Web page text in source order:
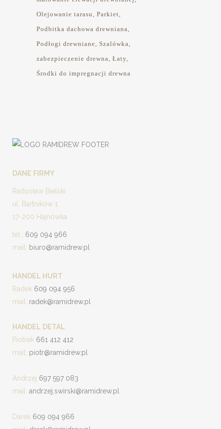
Olejowanie tarasu
Parkiet
Podbitka dachowa drewniana
Podłogi drewniane
Szalówka
zabezpieczenie drewna Łaty
Środki do impregnacji drewna
DANE FIRMY
Radosław Bielski
ul. Bartników 1
17-200 Hajnówka
tel.: 609 094 966
mail: biuro@ramidrew.pl
HANDEL HURT
Radek 609 094 956
mail: radek@ramidrew.pl
HANDEL DETAL
Piotrek 661 412 412
mail: piotr@ramidrew.pl
Andrzej 697 597 083
mail: andrzej.swirski@ramidrew.pl
Darek 609 094 966